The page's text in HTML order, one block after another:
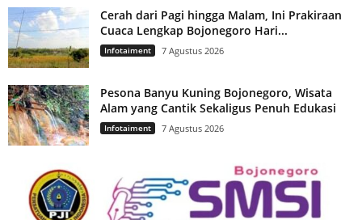
Cerah dari Pagi hingga Malam, Ini Prakiraan
Cuaca Lengkap Bojonegoro Hari...
Infotaiment 7 Agustus 2026
Pesona Banyu Kuning Bojonegoro, Wisata
Alam yang Cantik Sekaligus Penuh Edukasi
Infotaiment 7 Agustus 2026